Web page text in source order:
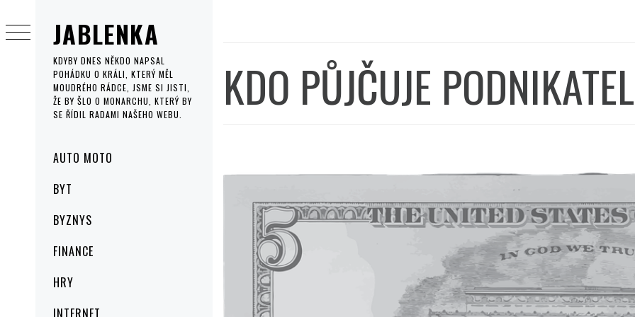
JABLENKA
KDYBY DNES NĚKDO NAPSAL
POHÁDKU O KRÁLI, KTERÝ MĚL
MOUDRÉHO RÁDCE, JSME SI JISTI,
ŽE BY ŠLO O MONARCHU, KTERÝ BY
SE ŘÍDIL RADAMI NAŠEHO WEBU.
MenuAUTO MOTO
BYT
BYZNYS
FINANCE
HRY
INTERNET
to
content
KDO PŮJČUJE